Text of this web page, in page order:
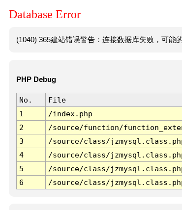
Database Error
(1040) 365建站错误警告：连接数据库失败，可能
PHP Debug
No. File
1
/index.php
2
/source/function/
3
/source/class/
4
/source/class/
5
/source/class/
6
/source/class/